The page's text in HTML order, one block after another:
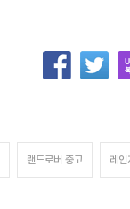
랜드로버 중고 레